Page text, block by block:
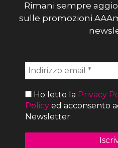
Rimani sempre
sulle promozioni
Ho letto la Privacy
Policy ed acconsento
Newsletter